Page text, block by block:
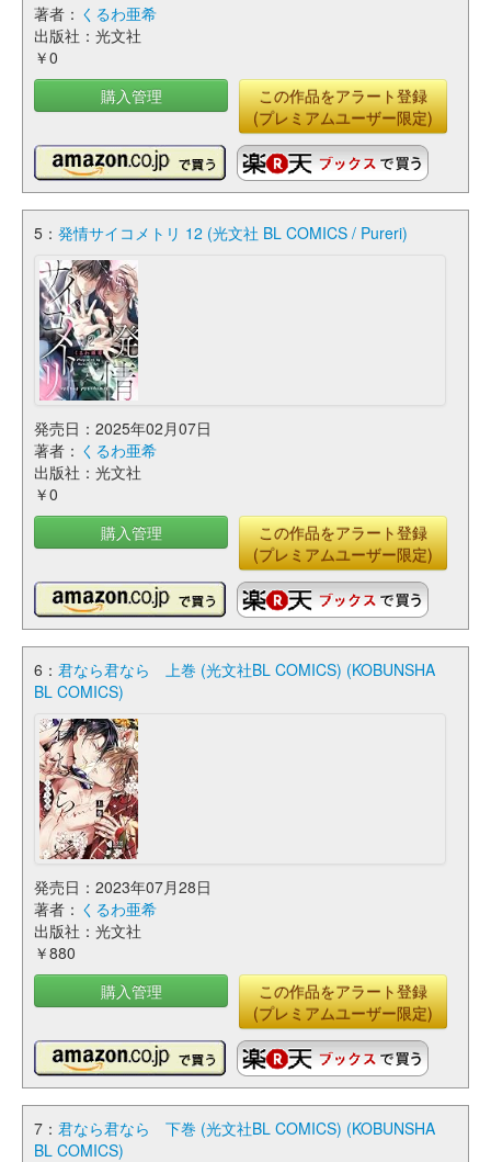
著者： くるわ亜希
出版社：光文社
￥0
購入管理
この作品をアラート登録
(プレミアムユーザー限定)
5： 発情サイコメトリ 12 (光文社 BL COMICS / Pureri)
発売日：2025年02月07日
著者： くるわ亜希
出版社：光文社
￥0
購入管理
この作品をアラート登録
(プレミアムユーザー限定)
6： 君なら君なら 上巻 (光文社BL COMICS) (KOBUNSHA
BL COMICS)
発売日：2023年07月28日
著者： くるわ亜希
出版社：光文社
￥880
購入管理
この作品をアラート登録
(プレミアムユーザー限定)
7： 君なら君なら 下巻 (光文社BL COMICS) (KOBUNSHA
BL COMICS)